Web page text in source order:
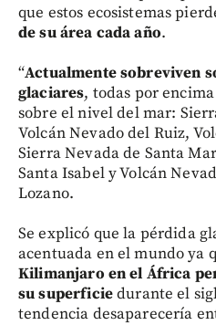
que estos ecosistemas
de su área cada año.
“Actualmente sobreviven
glaciares, todas por
sobre el nivel del mar:
Volcán Nevado del Ruiz,
Sierra Nevada de Santa
Santa Isabel y Volcán
Lozano.
Se explicó que la pérdida
acentuada en el mundo ya
Kilimanjaro en el África
su superficiedurante el
tendencia desaparecería